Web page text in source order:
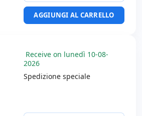
AGGIUNGI AL CARRELLO
Receive on lunedì 10-08-
2026
Spedizione speciale